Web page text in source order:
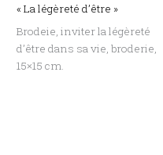
« La légèreté d’être »
Brodeie, inviter la légèreté
d’être dans sa vie, broderie,
15×15 cm.